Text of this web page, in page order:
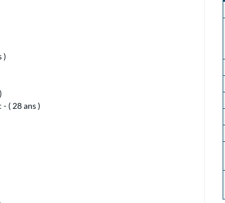
)
( 28 ans )